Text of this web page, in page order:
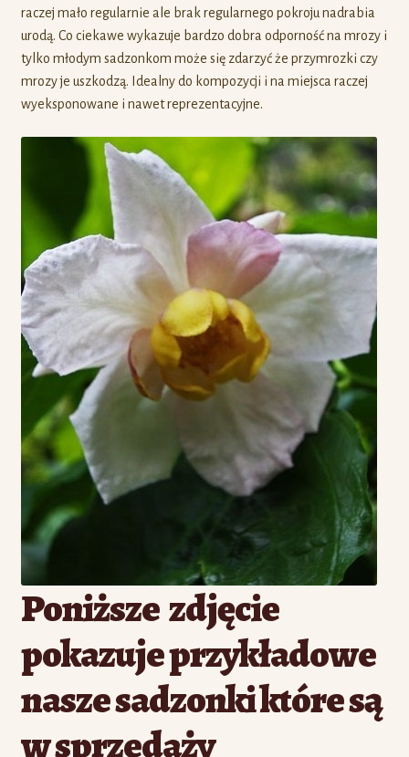
raczej mało regularnie ale brak regularnego pokroju nadrabia
urodą. Co ciekawe wykazuje bardzo dobra odporność na mrozy i
tylko młodym sadzonkom może się zdarzyć że przymrozki czy
mrozy je uszkodzą. Idealny do kompozycji i na miejsca raczej
wyeksponowane i nawet reprezentacyjne.
Poniższe zdjęcie
pokazuje przykładowe
nasze sadzonki które są
w sprzedaży